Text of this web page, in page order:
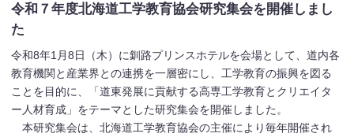
令和７年度北海道工学教育協会研究集会を開催しまし
た
令和8年1月8日（木）に釧路プリンスホテルを会場として、道内各
教育機関と産業界との連携を一層密にし、工学教育の振興を図る
ことを目的に、「道東発展に貢献する高専工学教育とクリエイタ
ー人材育成」をテーマとした研究集会を開催しました。
本研究集会は、北海道工学教育協会の主催により毎年開催され